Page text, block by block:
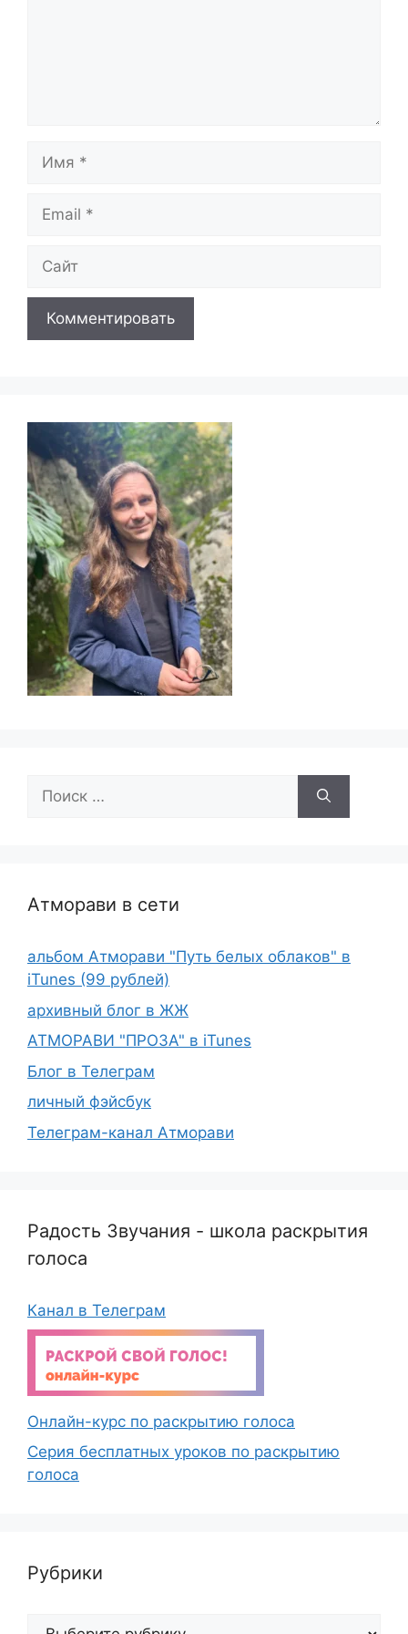
Имя
Email
Сайт
Поиск:
Атморави в сети
альбом Атморави "Путь белых облаков" в
iTunes (99 рублей)
архивный блог в ЖЖ
АТМОРАВИ "ПРОЗА" в iTunes
Блог в Телеграм
личный фэйсбук
Телеграм-канал Атморави
Радость Звучания - школа раскрытия
голоса
Канал в Телеграм
Онлайн-курс по раскрытию голоса
Серия бесплатных уроков по раскрытию
голоса
Рубрики
Рубрики